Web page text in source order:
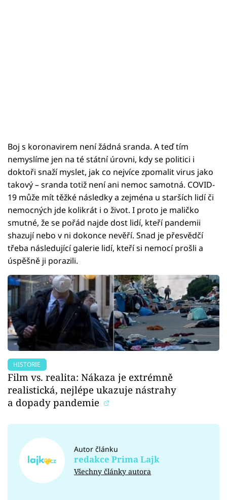
Boj s koronavirem není žádná sranda. A teď tím
nemyslíme jen na té státní úrovni, kdy se politici i
doktoři snaží myslet, jak co nejvíce zpomalit virus jako
takový – sranda totiž není ani nemoc samotná. COVID-
19 může mít těžké následky a zejména u starších lidí či
nemocných jde kolikrát i o život. I proto je maličko
smutné, že se pořád najde dost lidí, kteří pandemii
shazují nebo v ni dokonce nevěří. Snad je přesvědčí
třeba následující galerie lidí, kteří si nemocí prošli a
úspěšně ji porazili.
HISTORIE
Film vs. realita: Nákaza je extrémně
realistická, nejlépe ukazuje nástrahy
a dopady pandemie
Autor článku
redakce Prima Lajk
Všechny články autora